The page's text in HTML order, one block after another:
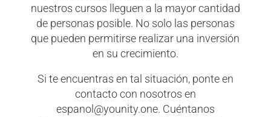
nuestros cursos lleguen a la mayor cantidad
de personas posible. No solo las personas
que pueden permitirse realizar una inversión
en su crecimiento.
Si te encuentras en tal situación, ponte en
contacto con nosotros en
espanol@younity.one. Cuéntanos